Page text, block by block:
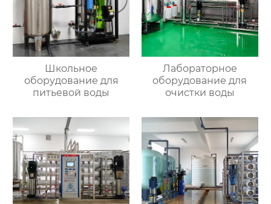
Школьное
оборудование для
питьевой воды
Лабораторное
оборудование для
очистки воды